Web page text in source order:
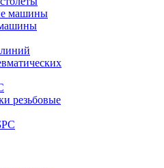
машины
резьбовые